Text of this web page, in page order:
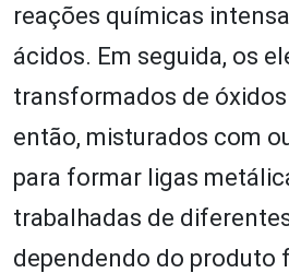
reações químicas
ácidos. Em seguida, os
transformados de óxidos
então, misturados com
para formar ligas
trabalhadas de
dependendo do produto